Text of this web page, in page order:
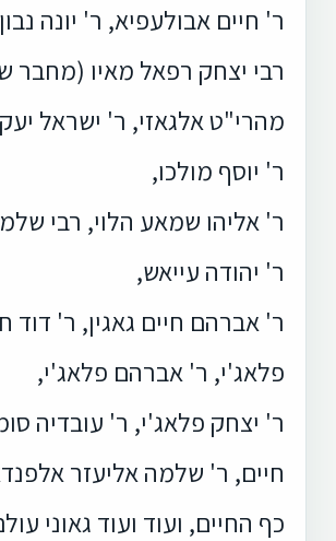
ר' חיים אבולעפיא, ר' יונה
רבי יצחק רפאל מאיו (מחבר
מהרי"ט אלגאזי, ר' ישראל
ר' יוסף מולכו,
ר' אליהו שמאע הלוי, רבי
ר' יהודה עייאש,
ר' אברהם חיים גאגין, ר' דוד
פלאג'י, ר' אברהם פלאג'י,
ר' יצחק פלאג'י, ר' עובדיה
חיים, ר' שלמה אליעזר
כף החיים, ועוד ועוד גאוני